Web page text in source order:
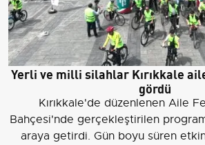
Yerli ve milli silahlar Kırıkkale
gördü
Kırıkkale'de düzenlenen Aile
Bahçesi'nde gerçekleştirilen
araya getirdi. Gün boyu süren